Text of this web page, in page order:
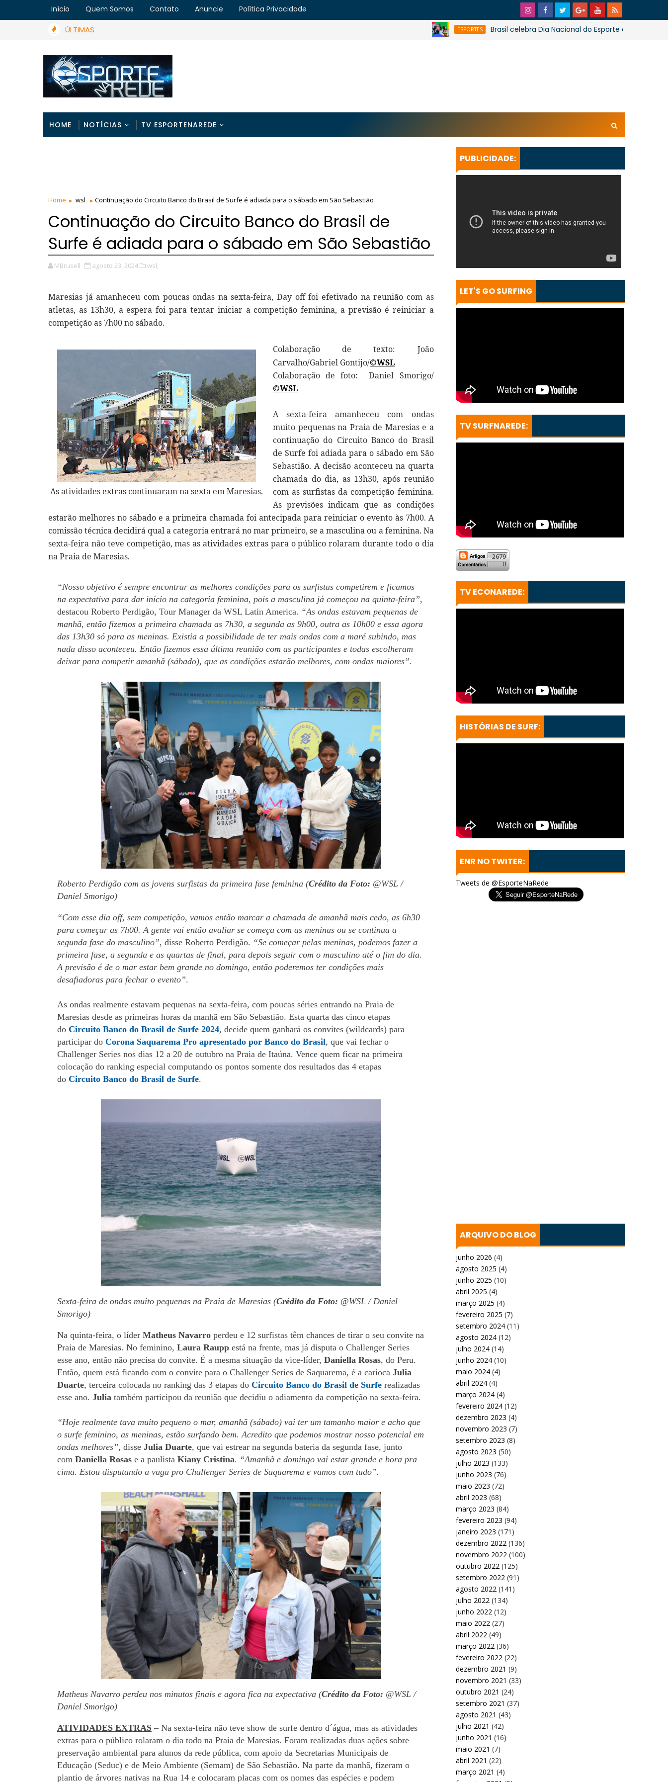
Início Quem Somos Contato Anuncie Política Privacidade
ÚLTIMAS ESPORTES
Brasil celebra Dia Nacional do Esporte e Dia Olímpico
HOME NOTÍCIAS TV ESPORTENAREDE
Home wsl Continuação do Circuito Banco do Brasil de Surfe é adiada para o sábado em São Sebastião
Continuação do Circuito Banco do Brasil de
Surfe é adiada para o sábado em São Sebastião
MBrusell agosto 23, 2024 wsl,
Maresias já amanheceu com poucas ondas na sexta-feira, Day off foi efetivado na reunião com as
atletas, as 13h30, a espera foi para tentar iniciar a competição feminina, a previsão é reiniciar a
competição as 7h00 no sábado.
As atividades extras continuaram na sexta em Maresias.
Colaboração de texto: João
Carvalho/Gabriel Gontijo/©WSL
Colaboração de foto:
Daniel Smorigo/
©WSL
A sexta-feira amanheceu com ondas
muito pequenas na Praia de Maresias e a
continuação do Circuito Banco do Brasil
de Surfe foi adiada para o sábado em São
Sebastião. A decisão aconteceu na quarta
chamada do dia, as 13h30, após reunião
com as surfistas da competição feminina.
As previsões indicam que as condições
estarão melhores no sábado e a primeira chamada foi antecipada para reiniciar o evento às 7h00. A
comissão técnica decidirá qual a categoria entrará no mar primeiro, se a masculina ou a feminina. Na
sexta-feira não teve competição, mas as atividades extras para o público rolaram durante todo o dia
na Praia de Maresias.
“Nosso objetivo é sempre encontrar as melhores condições para os surfistas competirem e ficamos
na expectativa para dar início na categoria feminina, pois a masculina já começou na quinta-feira”,
destacou Roberto Perdigão, Tour Manager da WSL Latin America. “As ondas estavam pequenas de
manhã, então fizemos a primeira chamada as 7h30, a segunda as 9h00, outra as 10h00 e essa agora
das 13h30 só para as meninas. Existia a possibilidade de ter mais ondas com a maré subindo, mas
nada disso aconteceu. Então fizemos essa última reunião com as participantes e todas escolheram
deixar para competir amanhã (sábado), que as condições estarão melhores, com ondas maiores”.
Roberto Perdigão com as jovens surfistas da primeira fase feminina (Crédito da Foto: @WSL /
Daniel Smorigo)
“Com esse dia off, sem competição, vamos então marcar a chamada de amanhã mais cedo, as 6h30
para começar as 7h00. A gente vai então avaliar se começa com as meninas ou se continua a
segunda fase do masculino”, disse Roberto Perdigão. “Se começar pelas meninas, podemos fazer a
primeira fase, a segunda e as quartas de final, para depois seguir com o masculino até o fim do dia.
A previsão é de o mar estar bem grande no domingo, então poderemos ter condições mais
desafiadoras para fechar o evento”.
As ondas realmente estavam pequenas na sexta-feira, com poucas séries entrando na Praia de
Maresias desde as primeiras horas da manhã em São Sebastião. Esta quarta das cinco etapas
do Circuito Banco do Brasil de Surfe 2024, decide quem ganhará os convites (wildcards) para
participar do Corona Saquarema Pro apresentado por Banco do Brasil, que vai fechar o
Challenger Series nos dias 12 a 20 de outubro na Praia de Itaúna. Vence quem ficar na primeira
colocação do ranking especial computando os pontos somente dos resultados das 4 etapas
do Circuito Banco do Brasil de Surfe.
Sexta-feira de ondas muito pequenas na Praia de Maresias (Crédito da Foto: @WSL / Daniel
Smorigo)
Na quinta-feira, o líder Matheus Navarro perdeu e 12 surfistas têm chances de tirar o seu convite na
Praia de Maresias. No feminino, Laura Raupp está na frente, mas já disputa o Challenger Series
esse ano, então não precisa do convite. É a mesma situação da vice-líder, Daniella Rosas, do Peru.
Então, quem está ficando com o convite para o Challenger Series de Saquarema, é a carioca Julia
Duarte, terceira colocada no ranking das 3 etapas do Circuito Banco do Brasil de Surfe realizadas
esse ano. Julia também participou da reunião que decidiu o adiamento da competição na sexta-feira.
“Hoje realmente tava muito pequeno o mar, amanhã (sábado) vai ter um tamanho maior e acho que
o surfe feminino, as meninas, estão surfando bem. Acredito que podemos mostrar nosso potencial em
ondas melhores”, disse Julia Duarte, que vai estrear na segunda bateria da segunda fase, junto
com Daniella Rosas e a paulista Kiany Cristina. “Amanhã e domingo vai estar grande e bora pra
cima. Estou disputando a vaga pro Challenger Series de Saquarema e vamos com tudo”.
Matheus Navarro perdeu nos minutos finais e agora fica na expectativa (Crédito da Foto: @WSL /
Daniel Smorigo)
ATIVIDADES EXTRAS – Na sexta-feira não teve show de surfe dentro d´água, mas as atividades
extras para o público rolaram o dia todo na Praia de Maresias. Foram realizadas duas ações sobre
preservação ambiental para alunos da rede pública, com apoio da Secretarias Municipais de
Educação (Seduc) e de Meio Ambiente (Semam) de São Sebastião. Na parte da manhã, fizeram o
plantio de árvores nativas na Rua 14 e colocaram placas com os nomes das espécies e podem
PUBLICIDADE:
LET'S GO SURFING
TV SURFNAREDE:
2679
0
TV ECONAREDE:
HISTÓRIAS DE SURF:
ENR NO TWITER:
Tweets de @EsporteNaRede
ARQUIVO DO BLOG
junho 2026 (4)
agosto 2025 (4)
junho 2025 (10)
abril 2025 (4)
março 2025 (4)
fevereiro 2025 (7)
setembro 2024 (11)
agosto 2024 (12)
julho 2024 (14)
junho 2024 (10)
maio 2024 (4)
abril 2024 (4)
março 2024 (4)
fevereiro 2024 (12)
dezembro 2023 (4)
novembro 2023 (7)
setembro 2023 (8)
agosto 2023 (50)
julho 2023 (133)
junho 2023 (76)
maio 2023 (72)
abril 2023 (68)
março 2023 (84)
fevereiro 2023 (94)
janeiro 2023 (171)
dezembro 2022 (136)
novembro 2022 (100)
outubro 2022 (125)
setembro 2022 (91)
agosto 2022 (141)
julho 2022 (134)
junho 2022 (12)
maio 2022 (27)
abril 2022 (49)
março 2022 (36)
fevereiro 2022 (22)
dezembro 2021 (9)
novembro 2021 (33)
outubro 2021 (24)
setembro 2021 (37)
agosto 2021 (43)
julho 2021 (42)
junho 2021 (16)
maio 2021 (7)
abril 2021 (22)
março 2021 (4)